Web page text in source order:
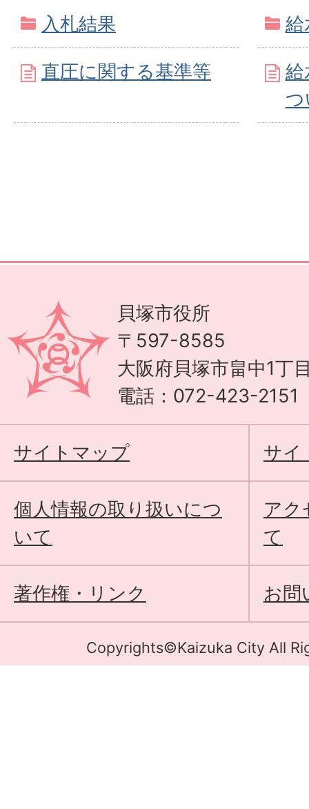
入札結果 給
直圧に関する基準等
給
貝塚市役所
〒597-8585
大阪府貝塚市畠中1丁
電話：072-423-2151
サイトマップ サイ
個人情報の取り扱いにつ
いて
アク
て
著作権・リンク お問
Copyrights©Kaizuka City All